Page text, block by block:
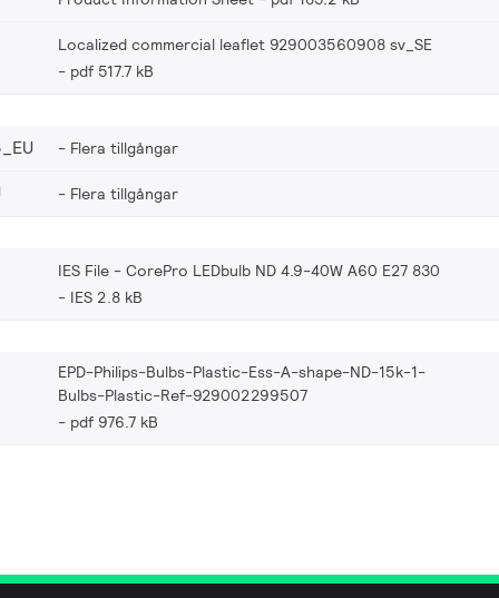
Localized commercial leaflet 929003560908 sv_SE
pdf 517.7 kB
Flera tillgångar
Flera tillgångar
IES File - CorePro LEDbulb ND 4.9-40W A60 E27 830
IES 2.8 kB
EPD-Philips-Bulbs-Plastic-Ess-A-shape-ND-15k-1-
Bulbs-Plastic-Ref-929002299507
pdf 976.7 kB